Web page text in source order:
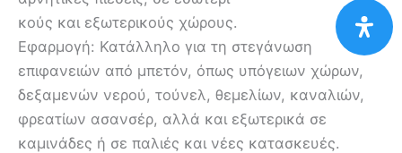
κούς και εξωτερικούς χώρους.
Εφαρμογή: Κατάλληλο για τη στεγάνωση
επιφανειών από μπετόν, όπως υπόγειων χώρων,
δεξαμενών νερού, τούνελ, θεμελίων, καναλιών,
φρεατίων ασανσέρ, αλλά και εξωτερικά σε
καμινάδες ή σε παλιές και νέες κατασκευές.